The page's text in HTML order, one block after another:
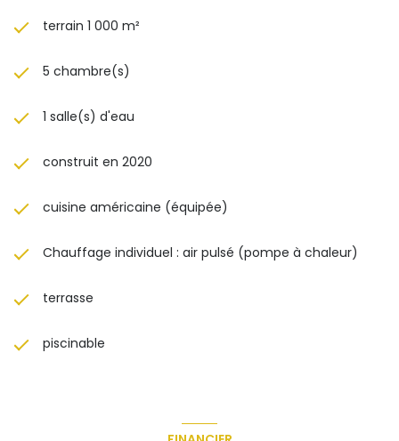
terrain 1 000 m²
5 chambre(s)
1 salle(s) d'eau
construit en 2020
cuisine américaine (équipée)
Chauffage individuel : air pulsé (pompe à chaleur)
terrasse
piscinable